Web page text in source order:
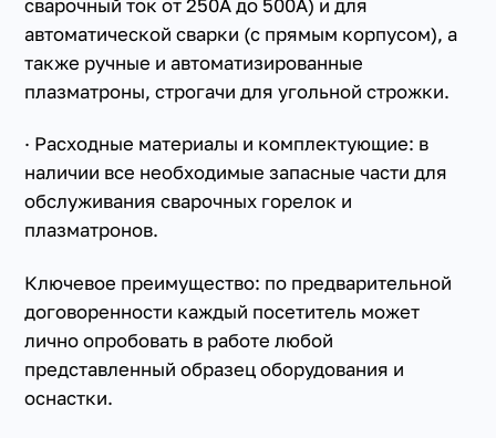
сварочный ток от 250А до 500А) и для
автоматической сварки (с прямым корпусом), а
также ручные и автоматизированные
плазматроны, строгачи для угольной строжки.
· Расходные материалы и комплектующие: в
наличии все необходимые запасные части для
обслуживания сварочных горелок и
плазматронов.
Ключевое преимущество: по предварительной
договоренности каждый посетитель может
лично опробовать в работе любой
представленный образец оборудования и
оснастки.